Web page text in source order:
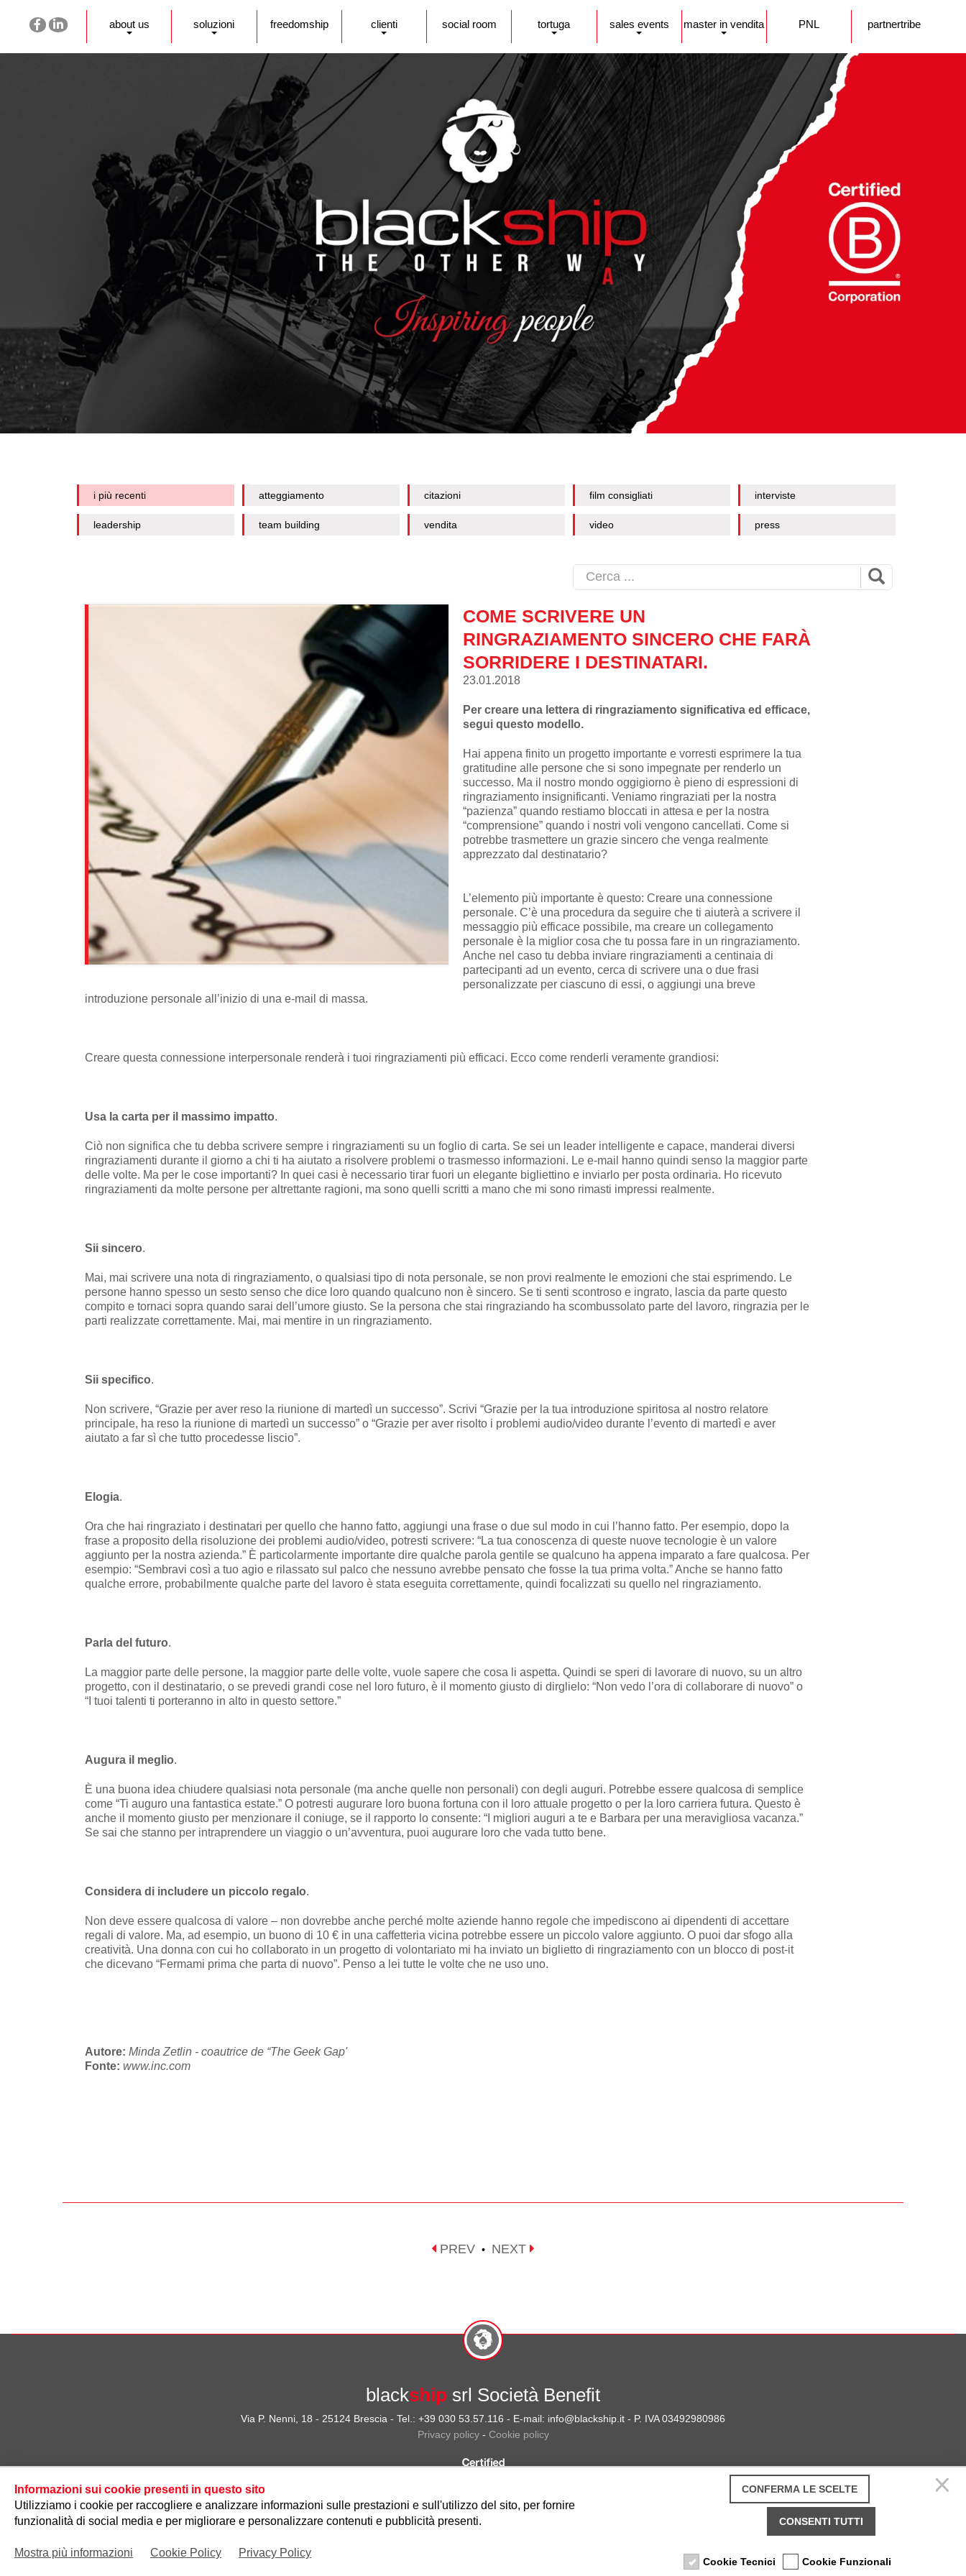
about us soluzioni freedomship clienti social room tortuga sales events master in vendita PNL partnertribe
i più recenti atteggiamento citazioni film consigliati interviste
leadership team building vendita video press
COME SCRIVERE UN
RINGRAZIAMENTO SINCERO CHE FARÀ
SORRIDERE I DESTINATARI.
23.01.2018
Per creare una lettera di ringraziamento significativa ed efficace,
segui questo modello.
Hai appena finito un progetto importante e vorresti esprimere la tua
gratitudine alle persone che si sono impegnate per renderlo un
successo. Ma il nostro mondo oggigiorno è pieno di espressioni di
ringraziamento insignificanti. Veniamo ringraziati per la nostra
“pazienza” quando restiamo bloccati in attesa e per la nostra
“comprensione” quando i nostri voli vengono cancellati. Come si
potrebbe trasmettere un grazie sincero che venga realmente
apprezzato dal destinatario?
L’elemento più importante è questo: Creare una connessione
personale. C’è una procedura da seguire che ti aiuterà a scrivere il
messaggio più efficace possibile, ma creare un collegamento
personale è la miglior cosa che tu possa fare in un ringraziamento.
Anche nel caso tu debba inviare ringraziamenti a centinaia di
partecipanti ad un evento, cerca di scrivere una o due frasi
personalizzate per ciascuno di essi, o aggiungi una breve
introduzione personale all’inizio di una e-mail di massa.
Creare questa connessione interpersonale renderà i tuoi ringraziamenti più efficaci. Ecco come renderli veramente grandiosi:
Usa la carta per il massimo impatto.
Ciò non significa che tu debba scrivere sempre i ringraziamenti su un foglio di carta. Se sei un leader intelligente e capace, manderai diversi
ringraziamenti durante il giorno a chi ti ha aiutato a risolvere problemi o trasmesso informazioni. Le e-mail hanno quindi senso la maggior parte
delle volte. Ma per le cose importanti? In quei casi è necessario tirar fuori un elegante bigliettino e inviarlo per posta ordinaria. Ho ricevuto
ringraziamenti da molte persone per altrettante ragioni, ma sono quelli scritti a mano che mi sono rimasti impressi realmente.
Sii sincero.
Mai, mai scrivere una nota di ringraziamento, o qualsiasi tipo di nota personale, se non provi realmente le emozioni che stai esprimendo. Le
persone hanno spesso un sesto senso che dice loro quando qualcuno non è sincero. Se ti senti scontroso e ingrato, lascia da parte questo
compito e tornaci sopra quando sarai dell’umore giusto. Se la persona che stai ringraziando ha scombussolato parte del lavoro, ringrazia per le
parti realizzate correttamente. Mai, mai mentire in un ringraziamento.
Sii specifico.
Non scrivere, “Grazie per aver reso la riunione di martedì un successo”. Scrivi “Grazie per la tua introduzione spiritosa al nostro relatore
principale, ha reso la riunione di martedì un successo” o “Grazie per aver risolto i problemi audio/video durante l’evento di martedì e aver
aiutato a far sì che tutto procedesse liscio”.
Elogia.
Ora che hai ringraziato i destinatari per quello che hanno fatto, aggiungi una frase o due sul modo in cui l’hanno fatto. Per esempio, dopo la
frase a proposito della risoluzione dei problemi audio/video, potresti scrivere: “La tua conoscenza di queste nuove tecnologie è un valore
aggiunto per la nostra azienda.” È particolarmente importante dire qualche parola gentile se qualcuno ha appena imparato a fare qualcosa. Per
esempio: “Sembravi così a tuo agio e rilassato sul palco che nessuno avrebbe pensato che fosse la tua prima volta.” Anche se hanno fatto
qualche errore, probabilmente qualche parte del lavoro è stata eseguita correttamente, quindi focalizzati su quello nel ringraziamento.
Parla del futuro.
La maggior parte delle persone, la maggior parte delle volte, vuole sapere che cosa li aspetta. Quindi se speri di lavorare di nuovo, su un altro
progetto, con il destinatario, o se prevedi grandi cose nel loro futuro, è il momento giusto di dirglielo: “Non vedo l’ora di collaborare di nuovo” o
“I tuoi talenti ti porteranno in alto in questo settore.”
Augura il meglio.
È una buona idea chiudere qualsiasi nota personale (ma anche quelle non personali) con degli auguri. Potrebbe essere qualcosa di semplice
come “Ti auguro una fantastica estate.” O potresti augurare loro buona fortuna con il loro attuale progetto o per la loro carriera futura. Questo è
anche il momento giusto per menzionare il coniuge, se il rapporto lo consente: “I migliori auguri a te e Barbara per una meravigliosa vacanza.”
Se sai che stanno per intraprendere un viaggio o un’avventura, puoi augurare loro che vada tutto bene.
Considera di includere un piccolo regalo.
Non deve essere qualcosa di valore – non dovrebbe anche perché molte aziende hanno regole che impediscono ai dipendenti di accettare
regali di valore. Ma, ad esempio, un buono di 10 € in una caffetteria vicina potrebbe essere un piccolo valore aggiunto. O puoi dar sfogo alla
creatività. Una donna con cui ho collaborato in un progetto di volontariato mi ha inviato un biglietto di ringraziamento con un blocco di post-it
che dicevano “Fermami prima che parta di nuovo”. Penso a lei tutte le volte che ne uso uno.
Autore: Minda Zetlin - coautrice de “The Geek Gap'
Fonte: www.inc.com
PREV • NEXT
blackship srl Società Benefit
Via P. Nenni, 18 - 25124 Brescia - Tel.: +39 030 53.57.116 - E-mail: info@blackship.it - P. IVA 03492980986
Privacy policy- Cookie policy
CONFERMA LE SCELTE
CONSENTI TUTTI
Cookie Tecnici Cookie Funzionali
Informazioni sui cookie presenti in questo sito
Utilizziamo i cookie per raccogliere e analizzare informazioni sulle prestazioni e sull'utilizzo del sito, per fornire
funzionalità di social media e per migliorare e personalizzare contenuti e pubblicità presenti.
Mostra più informazioni Cookie Policy Privacy Policy